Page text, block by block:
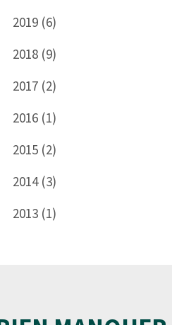
2019 (6)
2018 (9)
2017 (2)
2016 (1)
2015 (2)
2014 (3)
2013 (1)